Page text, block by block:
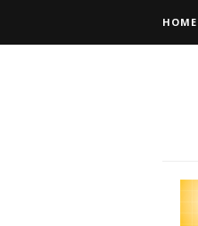
HOME